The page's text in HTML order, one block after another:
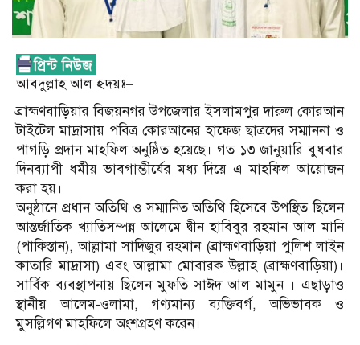
আবদুল্লাহ আল হৃদয়ঃ–
ব্রাহ্মণবাড়িয়ার বিজয়নগর উপজেলার ইসলামপুর দারুল কোরআন
টাইটেল মাদ্রাসায় পবিত্র কোরআনের হাফেজ ছাত্রদের সম্মাননা ও
পাগড়ি প্রদান মাহফিল অনুষ্ঠিত হয়েছে। গত ১৩ জানুয়ারি বুধবার
দিনব্যাপী ধর্মীয় ভাবগাম্ভীর্যের মধ্য দিয়ে এ মাহফিল আয়োজন
করা হয়।
অনুষ্ঠানে প্রধান অতিথি ও সম্মানিত অতিথি হিসেবে উপস্থিত ছিলেন
আন্তর্জাতিক খ্যাতিসম্পন্ন আলেমে দ্বীন হাবিবুর রহমান আল মানি
(পাকিস্তান), আল্লামা সাদিজুর রহমান (ব্রাহ্মণবাড়িয়া পুলিশ লাইন
কাতারি মাদ্রাসা) এবং আল্লামা মোবারক উল্লাহ (ব্রাহ্মণবাড়িয়া)।
সার্বিক ব্যবস্থাপনায় ছিলেন মুফতি সাঈদ আল মামুন । এছাড়াও
স্থানীয় আলেম-ওলামা, গণ্যমান্য ব্যক্তিবর্গ, অভিভাবক ও
মুসল্লিগণ মাহফিলে অংশগ্রহণ করেন।